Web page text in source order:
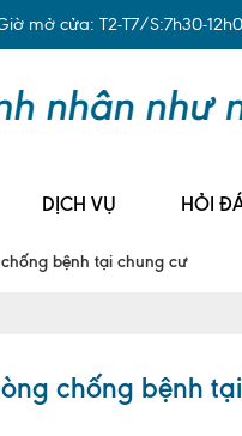
mở cửa: T2-T7/S:7h30-
DỊCH VỤ HỎI
bệnh tại chung cư
chống bệnh